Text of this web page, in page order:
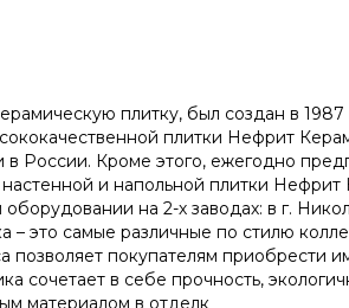
плитку, был создан в
плитки Нефрит
в России. Кроме этого, ежегодно
и напольной плитки Нефрит
на 2-х заводах: в г.
– это самые различные по стилю
покупателям приобрести
в себе прочность,
материалом в отделк